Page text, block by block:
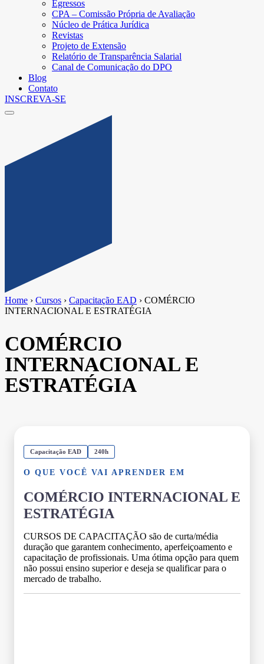
Egressos
CPA – Comissão Própria de Avaliação
Núcleo de Prática Jurídica
Revistas
Projeto de Extensão
Relatório de Transparência Salarial
Canal de Comunicação do DPO
Blog
Contato
INSCREVA-SE
Home › Cursos › Capacitação EAD › COMÉRCIO
INTERNACIONAL E ESTRATÉGIA
COMÉRCIO
INTERNACIONAL E
ESTRATÉGIA
Capacitação EAD 240h
O QUE VOCÊ VAI APRENDER EM
COMÉRCIO INTERNACIONAL E
ESTRATÉGIA
CURSOS DE CAPACITAÇÃO são de curta/média
duração que garantem conhecimento, aperfeiçoamento e
capacitação de profissionais. Uma ótima opção para quem
não possui ensino superior e deseja se qualificar para o
mercado de trabalho.